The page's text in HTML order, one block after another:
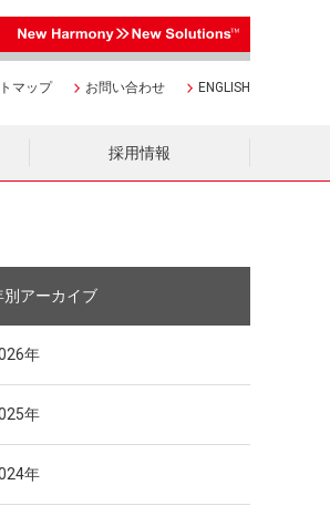
マップ お問い合わせ ENGLISH
採用情報
別アーカイブ
年
年
年